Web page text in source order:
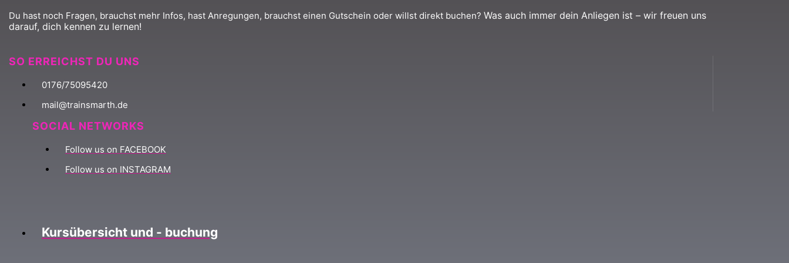
Du hast noch Fragen, brauchst mehr Infos, hast Anregungen, brauchst einen Gutschein oder willst direkt buchen? Was auch immer dein Anliegen ist – wir freuen uns
darauf, dich kennen zu lernen!
SO ERREICHST DU UNS
0176/75095420
mail@trainsmarth.de
SOCIAL NETWORKS
Follow us on FACEBOOK
Follow us on INSTAGRAM
Kursübersicht und - buchung